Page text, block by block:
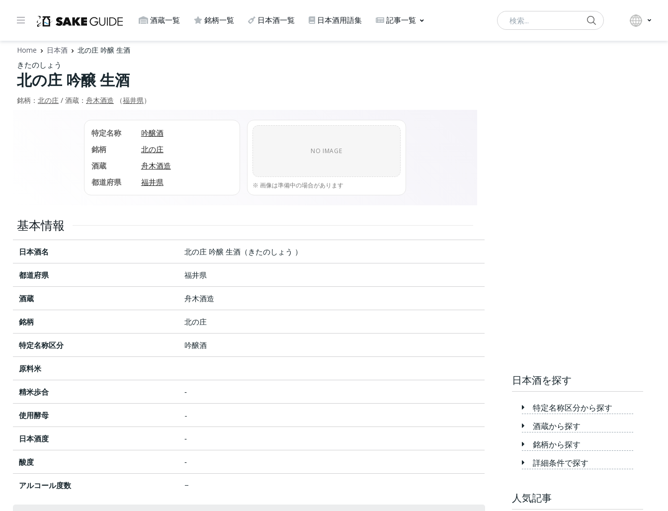
酒蔵一覧 銘柄一覧 日本酒一覧 日本酒用語集 記事一覧 Search
Home 日本酒 北の庄 吟醸 生酒
きたのしょう
北の庄 吟醸 生酒
銘柄： 北の庄 / 酒蔵： 舟木酒造 （福井県）
特定名称
吟醸酒
銘柄
北の庄
酒蔵
舟木酒造
都道府県
福井県
NO IMAGE
※ 画像は準備中の場合があります
基本情報
日本酒名 北の庄 吟醸 生酒（きたのしょう ）
都道府県 福井県
酒蔵 舟木酒造
銘柄 北の庄
特定名称区分 吟醸酒
原料米
精米歩合 ‐
使用酵母 -
日本酒度 ‐
酸度 ‐
アルコール度数 −
日本酒を探す
特定名称区分から探す
酒蔵から探す
銘柄から探す
詳細条件で探す
人気記事